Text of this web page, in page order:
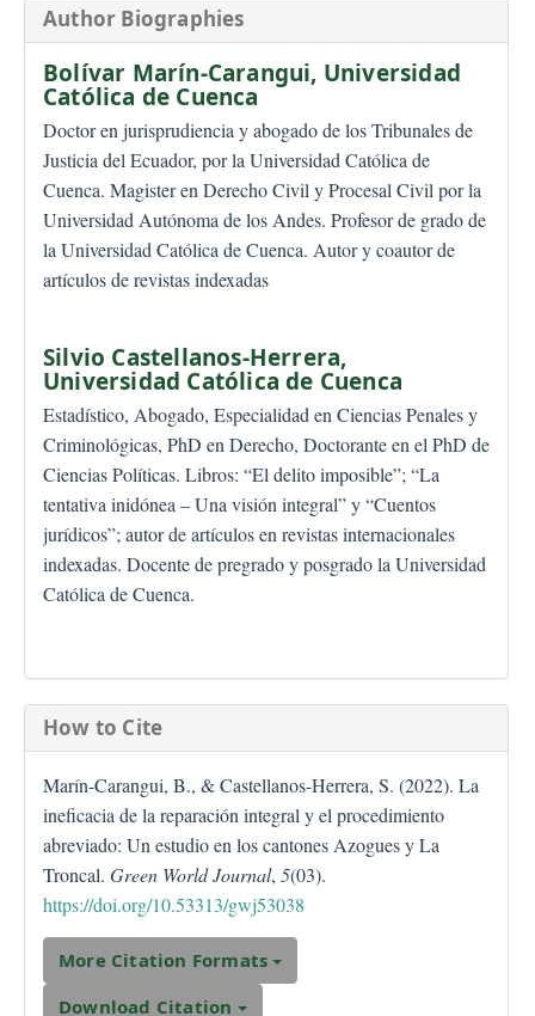
Author Biographies
Bolívar Marín-Carangui, Universidad
Católica de Cuenca
Doctor en jurisprudiencia y abogado de los Tribunales de
Justicia del Ecuador, por la Universidad Católica de
Cuenca. Magister en Derecho Civil y Procesal Civil por la
Universidad Autónoma de los Andes. Profesor de grado de
la Universidad Católica de Cuenca. Autor y coautor de
artículos de revistas indexadas
Silvio Castellanos-Herrera,
Universidad Católica de Cuenca
Estadístico, Abogado, Especialidad en Ciencias Penales y
Criminológicas, PhD en Derecho, Doctorante en el PhD de
Ciencias Políticas. Libros: “El delito imposible”; “La
tentativa inidónea – Una visión integral” y “Cuentos
jurídicos”; autor de artículos en revistas internacionales
indexadas. Docente de pregrado y posgrado la Universidad
Católica de Cuenca.
How to Cite
Marín-Carangui, B., & Castellanos-Herrera, S. (2022). La
ineficacia de la reparación integral y el procedimiento
abreviado: Un estudio en los cantones Azogues y La
Troncal. Green World Journal, 5(03).
https://doi.org/10.53313/gwj53038
More Citation Formats
Download Citation